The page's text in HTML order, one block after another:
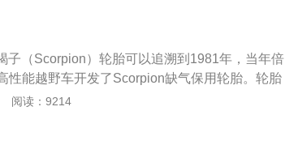
面花纹设计，在全路况路面行驶，无论是经济
性体现的很不错。它采用了最优的节距序列和相
。子（Scorpion）轮胎可以追溯到1981年，当年倍
性能越野车开发了Scorpion缺气保用轮胎。轮胎
是橡胶制品，所以就算不用也会有自然地衰
温避光橡胶老化的速度会放慢很多，过了几年
阅读：9214